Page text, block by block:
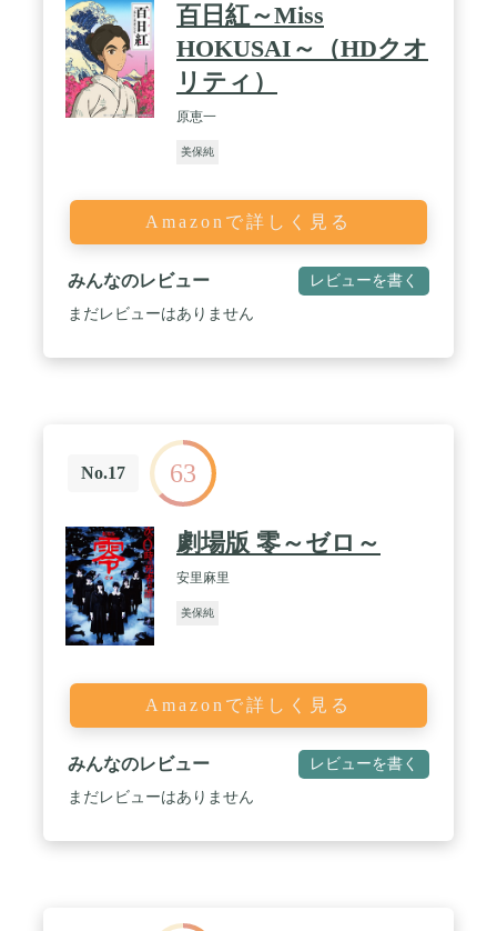
百日紅～Miss
HOKUSAI～（HDクオ
リティ）
原恵一
美保純
Amazonで詳しく見る
みんなのレビュー レビューを書く
まだレビューはありません
No.17 63
劇場版 零～ゼロ～
安里麻里
美保純
Amazonで詳しく見る
みんなのレビュー レビューを書く
まだレビューはありません